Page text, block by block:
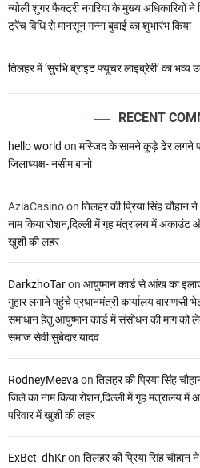
न्योली शुगर फैक्ट्री नगरिया के मुख्य अधिकारियों
ट्रेंच विधि से मानसून गन्ना बुवाई का शुभारंभ किया
तिलहर में ‘सुरभि ब्राइट फ्यूचर लाइब्रेरी’ का भव्य
RECENT
hello world on मस्जिद के सामने कूड़े ढेर लगने
जिलाध्यक्ष- नसीम बानो
AziaCasinoon तिलहर की प्रिया सिंह चौहान
नाम किया रोशन,दिल्ली में गृह मंत्रालय में अकाउंट
खुशी की लहर
DarkzhoTaron आयुष्मान कार्ड से आंख का
गुहार लगाने पहुंचे प्रधानमंत्री कार्यालय
समाधान हेतु आयुष्मान कार्ड में संसोधन की मांग
समाज सेवी सुबेदार यादव
RodneyMeeva on तिलहर की प्रिया सिंह
जिले का नाम किया रोशन,दिल्ली में गृह मंत्रालय में
परिवार में खुशी की लहर
ExBet_dhKron तिलहर की प्रिया सिंह